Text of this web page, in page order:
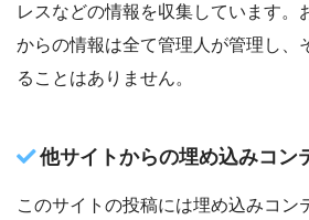
レスなどの情報を収集しています。
からの情報は全て管理人が管理し、
ることはありません。
他サイトからの埋め込みコン
このサイトの投稿には埋め込みコン